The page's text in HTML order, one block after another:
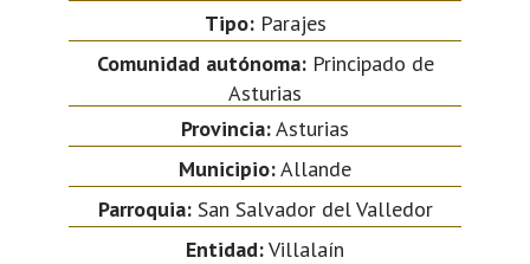
Tipo:Parajes
Comunidad autónoma:Principado de
Asturias
Provincia:Asturias
Municipio:Allande
Parroquia:San Salvador del Valledor
Entidad:Villalaín